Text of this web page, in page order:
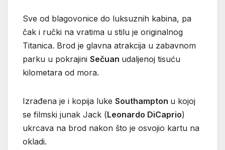
Sve od blagovonice do luksuznih kabina, pa
čak i ručki na vratima u stilu je originalnog
Titanica. Brod je glavna atrakcija u zabavnom
parku u pokrajini Sečuan udaljenoj tisuću
kilometara od mora.
Izrađena je i kopija luke Southampton u kojoj
se filmski junak Jack (Leonardo DiCaprio)
ukrcava na brod nakon što je osvojio kartu na
okladi.